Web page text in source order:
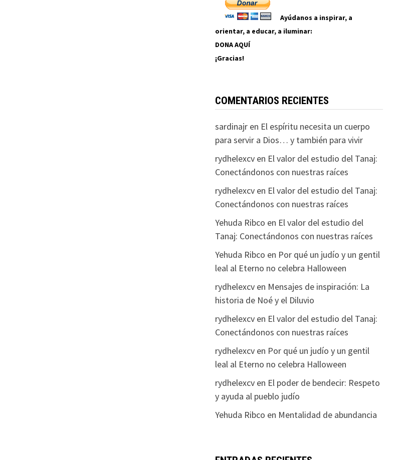
Ayúdanos a inspirar, a
orientar, a educar, a iluminar:
DONA AQUÍ
¡Gracias!
COMENTARIOS RECIENTES
sardinajren El espíritu necesita un cuerpo
para servir a Dios… y también para vivir
rydhelexcven El valor del estudio del Tanaj:
Conectándonos con nuestras raíces
rydhelexcven El valor del estudio del Tanaj:
Conectándonos con nuestras raíces
Yehuda Ribco en El valor del estudio del
Tanaj: Conectándonos con nuestras raíces
Yehuda Ribco en Por qué un judío y un gentil
leal al Eterno no celebra Halloween
rydhelexcven Mensajes de inspiración: La
historia de Noé y el Diluvio
rydhelexcven El valor del estudio del Tanaj:
Conectándonos con nuestras raíces
rydhelexcven Por qué un judío y un gentil
leal al Eterno no celebra Halloween
rydhelexcven El poder de bendecir: Respeto
y ayuda al pueblo judío
Yehuda Ribco en Mentalidad de abundancia